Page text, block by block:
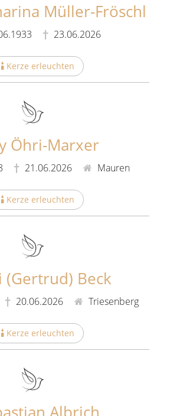
Müller-Fröschl
23.06.2026
Kerze erleuchten
Öhri-Marxer
21.06.2026 Mauren
Kerze erleuchten
(Gertrud) Beck
20.06.2026 Triesenberg
Kerze erleuchten
Albrich